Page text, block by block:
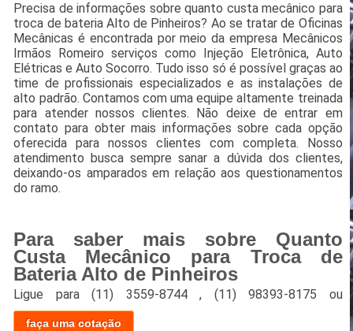
Precisa de informações sobre quanto custa mecânico para
troca de bateria Alto de Pinheiros? Ao se tratar de Oficinas
Mecânicas é encontrada por meio da empresa Mecânicos
Irmãos Romeiro serviços como Injeção Eletrônica, Auto
Elétricas e Auto Socorro. Tudo isso só é possível graças ao
time de profissionais especializados e as instalações de
alto padrão. Contamos com uma equipe altamente treinada
para atender nossos clientes. Não deixe de entrar em
contato para obter mais informações sobre cada opção
oferecida para nossos clientes com completa. Nosso
atendimento busca sempre sanar a dúvida dos clientes,
deixando-os amparados em relação aos questionamentos
do ramo.
Para saber mais sobre Quanto
Custa Mecânico para Troca de
Bateria Alto de Pinheiros
Ligue para(11) 3559-8744 , (11) 98393-8175 ou
faça uma cotação